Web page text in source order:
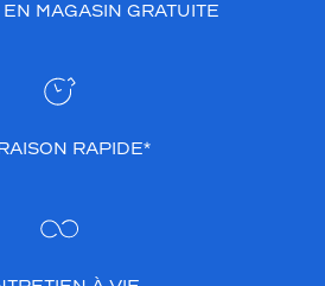
MAGASIN GRATUITE
RAPIDE*